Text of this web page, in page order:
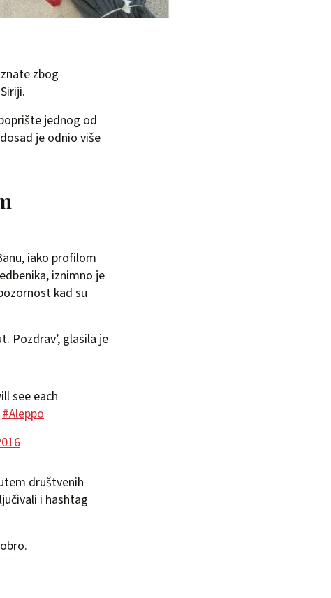
zbog
jednog od
je odnio više
iako profilom
iznimno je
kad su
Pozdrav’, glasila je
see each
#Aleppo
društvenih
i hashtag